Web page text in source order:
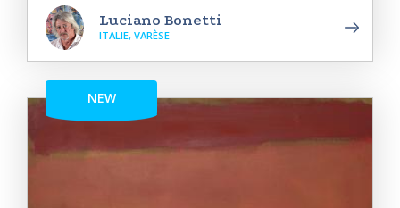
Luciano Bonetti
ITALIE, VARÈSE
NEW